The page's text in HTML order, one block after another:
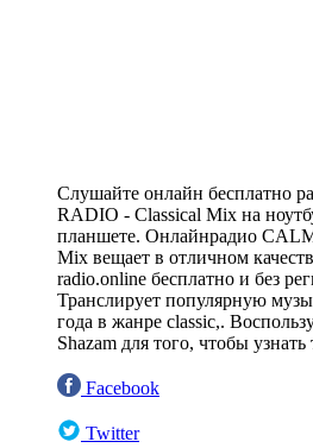
Слушайте онлайн бесплатно
RADIO - Classical Mix на
планшете. Онлайнрадио
Mix вещает в отличном
radio.online бесплатно и без
Транслирует популярную
года в жанре classic,.
Shazam для того, чтобы
Facebook
Twitter